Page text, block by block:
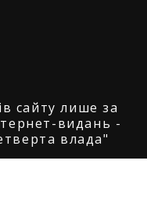
сайту лише за
видань -
влада"
2026.